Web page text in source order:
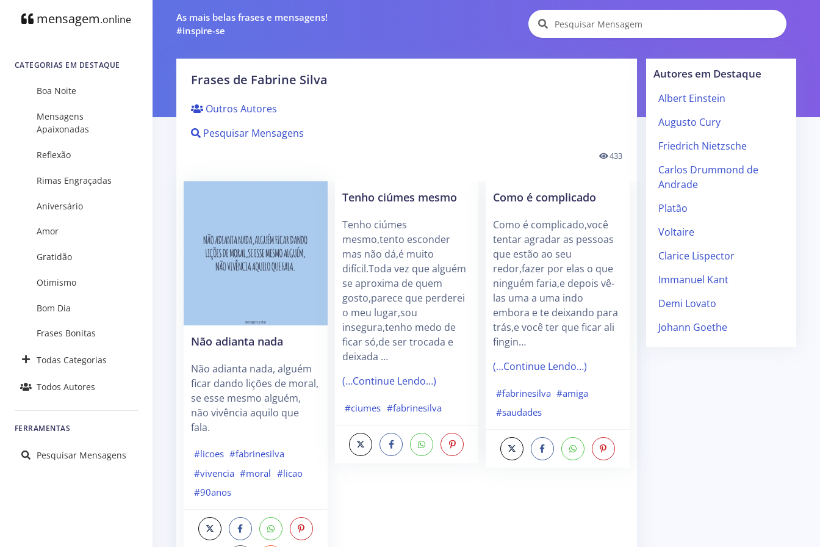
mensagem.online
CATEGORIAS EM DESTAQUE
Boa Noite
Mensagens
Apaixonadas
Reflexão
Rimas Engraçadas
Aniversário
Amor
Gratidão
Otimismo
Bom Dia
Frases Bonitas
Todas Categorias
Todos Autores
FERRAMENTAS
Pesquisar Mensagens
As mais belas frases e mensagens!
#inspire-se
Frases de Fabrine Silva
Outros Autores
Pesquisar Mensagens
433
Não adianta nada
Não adianta nada, alguém
ficar dando lições de moral,
se esse mesmo alguém,
não vivência aquilo que
fala.
#licoes #fabrinesilva
#vivencia #moral #licao
#90anos
Tenho ciúmes mesmo
Tenho ciúmes
mesmo,tento esconder
mas não dá,é muito
difícil.Toda vez que alguém
se aproxima de quem
gosto,parece que perderei
o meu lugar,sou
insegura,tenho medo de
ficar só,de ser trocada e
deixada …
(…Continue Lendo…)
#ciumes #fabrinesilva
Como é complicado
Como é complicado,você
tentar agradar as pessoas
que estão ao seu
redor,fazer por elas o que
ninguém faria,e depois vê-
las uma a uma indo
embora e te deixando para
trás,e você ter que ficar ali
fingin…
(…Continue Lendo…)
#fabrinesilva #amiga
#saudades
Autores em Destaque
Albert Einstein
Augusto Cury
Friedrich Nietzsche
Carlos Drummond de
Andrade
Platão
Voltaire
Clarice Lispector
Immanuel Kant
Demi Lovato
Johann Goethe